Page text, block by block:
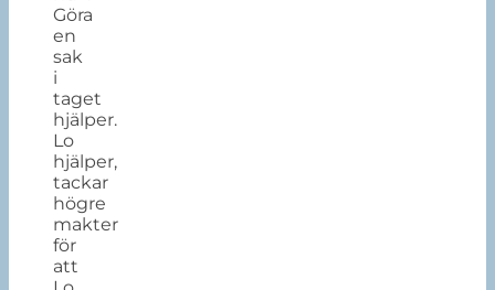
Göra
en
sak
i
taget
hjälper.
Lo
hjälper,
tackar
högre
makter
för
att